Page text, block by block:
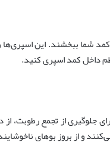
شما ببخشند. این اسپری‌ها
داخل کمد اسپری کنید.
جلوگیری از تجمع رطوبت،
و از بروز بوهای